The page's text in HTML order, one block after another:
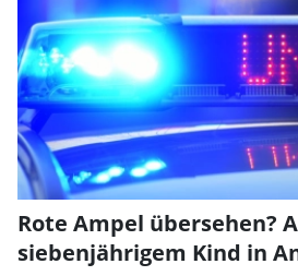
Rote Ampel übersehen?
siebenjährigem Kind in